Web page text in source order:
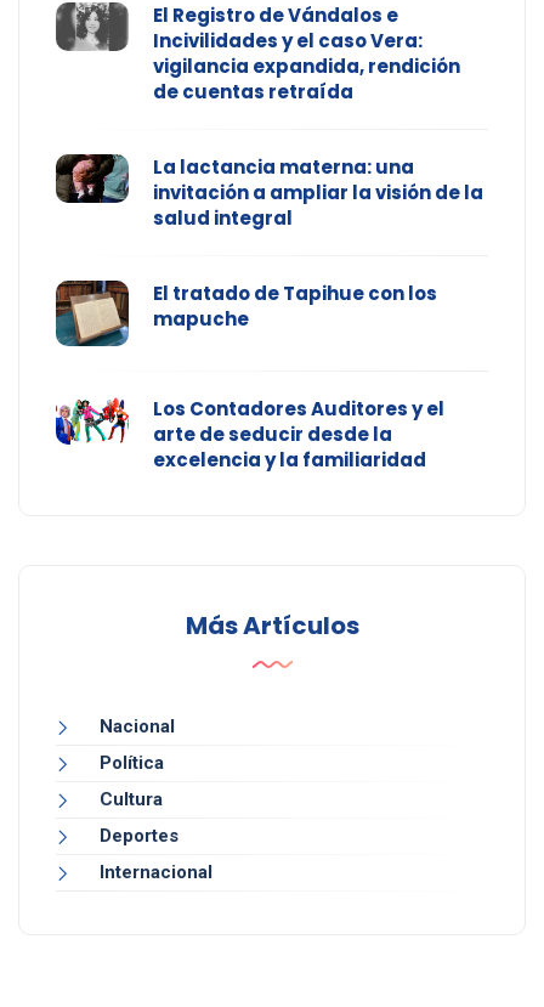
El Registro de Vándalos e
Incivilidades y el caso Vera:
vigilancia expandida, rendición
de cuentas retraída
La lactancia materna: una
invitación a ampliar la visión de la
salud integral
El tratado de Tapihue con los
mapuche
Los Contadores Auditores y el
arte de seducir desde la
excelencia y la familiaridad
Más Artículos
Nacional
Política
Cultura
Deportes
Internacional